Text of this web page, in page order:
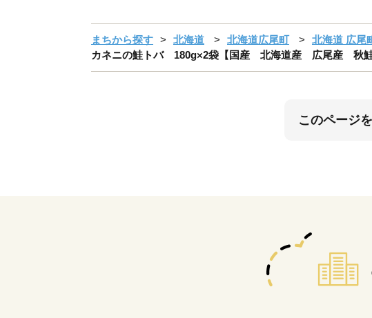
まちから探す 北海道 北海道広尾町
北海道 広尾
カネニの鮭トバ 180g×2袋【国産 北海道産 広尾産
このページ